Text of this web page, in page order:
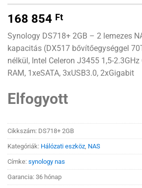
168 854 Ft
Synology DS718+ 2GB – 2 lemezes
kapacitás (DX517 bővítőegységgel
nélkül, Intel Celeron J3455 1,5-2.3GHz
RAM, 1xeSATA, 3xUSB3.0, 2xGigabit
Elfogyott
Cikkszám: DS718+ 2GB
Kategóriák: Hálózati eszköz, NAS
Címke: synology nas
Garancia: 36 hónap